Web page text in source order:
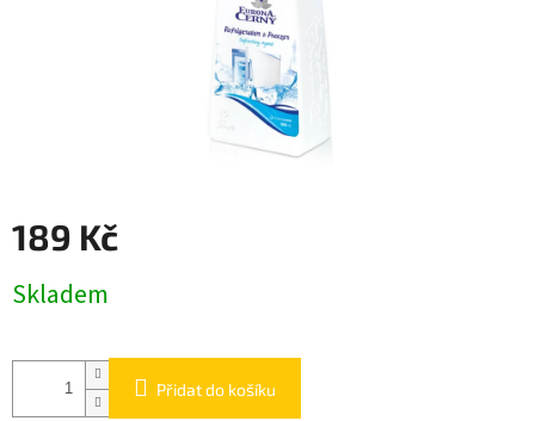
189 Kč
cena:
Skladem
Přidat do košíku